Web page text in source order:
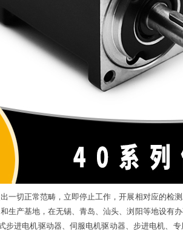
一切正常范畴，立即停止工作，开展相对应的检
生产基地，在无锡、青岛、汕头、浏阳等地设有
步进电机驱动器、伺服电机驱动器、步进电机、